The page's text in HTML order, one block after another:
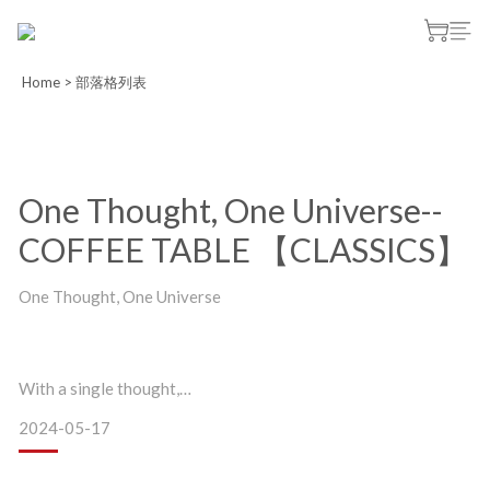
Home > 部落格列表
One Thought, One Universe--
COFFEE TABLE 【CLASSICS】
One Thought, One Universe
With a single thought,
The essence of liuli is reborn within a table.
2024-05-17